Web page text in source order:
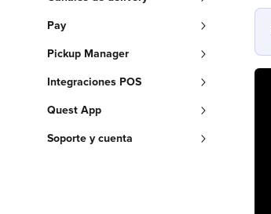
Pay
Pickup Manager
Integraciones POS
Quest App
Soporte y cuenta